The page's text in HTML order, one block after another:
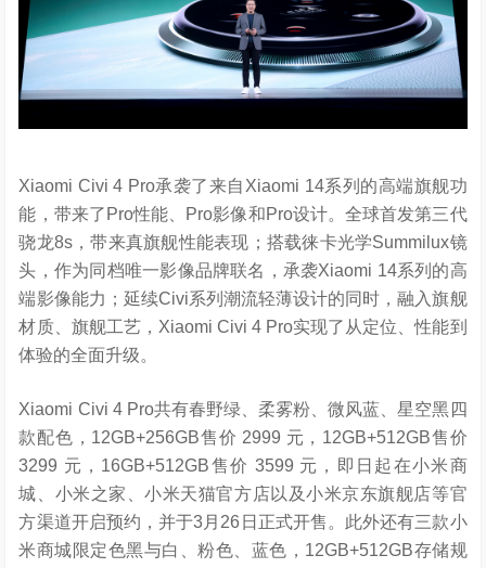
Xiaomi Civi 4 Pro承袭了来自Xiaomi 14系列的高端旗舰功
能，带来了Pro性能、Pro影像和Pro设计。全球首发第三代
骁龙8s，带来真旗舰性能表现；搭载徕卡光学Summilux镜
头，作为同档唯一影像品牌联名，承袭Xiaomi 14系列的高
端影像能力；延续Civi系列潮流轻薄设计的同时，融入旗舰
材质、旗舰工艺，Xiaomi Civi 4 Pro实现了从定位、性能到
体验的全面升级。
Xiaomi Civi 4 Pro共有春野绿、柔雾粉、微风蓝、星空黑四
款配色，12GB+256GB售价 2999 元，12GB+512GB售价
3299 元，16GB+512GB售价 3599 元，即日起在小米商
城、小米之家、小米天猫官方店以及小米京东旗舰店等官
方渠道开启预约，并于3月26日正式开售。此外还有三款小
米商城限定色黑与白、粉色、蓝色，12GB+512GB存储规